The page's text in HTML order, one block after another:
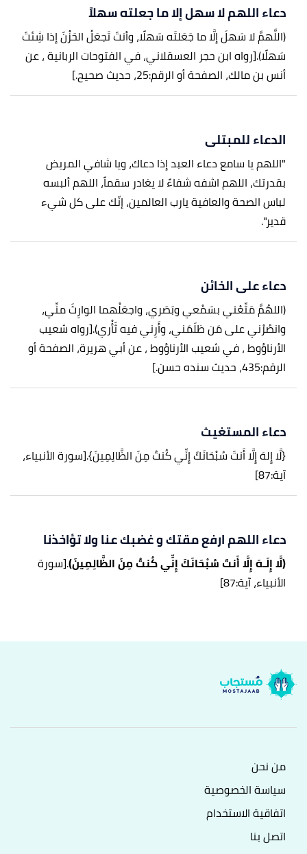
دعاء اللهم لا سهل إلا ما جعلته سهلاً
(اللَّهمَّ لا سَهلَ إلَّا ما جَعَلتَه سَهلًا، وأنتَ تَجعَلُ الحَزْنَ إذا شِئتَ
سَهلًا).[رواه ابن حجر العسقلاني، في الفتوحات الربانية ، عن
أنس بن مالك، الصفحة أو الرقم:25، حديث صحيح.]
الدعاء للمبتلى
"اللهم يا سامع دعاء العبد إذا دعاك، ويا شافي المريض
بقدرتك، اللهم اشفه شفاءً لا يغادر سقماً، اللهم ألبسه
لباس الصحة والعافية يارب العالمين، إنّك على كل شيء
قدير".
دعاء على الخائن
(اللهُمَّ مَتِّعْني بسَمْعي وبَصَري، واجعَلْهما الوارِثَ منِّي،
وانصُرْني على مَن ظلَمَني، وأَرِني فيه ثَأْري).[رواه شعيب
الأرناؤوط ، في شعيب الأرناؤوط ، عن أبي هريرة، الصفحة أو
الرقم:435، حديث سنده حسن.]
دعاء المستغيث
{لَّا إِلهَ إِلَّا أَنتَ سُبْحَانَكَ إِنِّي كُنتُ مِنَ الظَّالِمِينَ}.[سورة الأنبياء،
آية:87]
دعاء اللهم ارفع مقتك و غضبك عنا ولا تؤاخذنا
(لَّا إِلَـهَ إِلَّا أَنتَ سُبْحَانَكَ إِنِّي كُنتُ مِنَ الظَّالِمِينَ).[سورة
الأنبياء، آية:87]
من نحن
سياسة الخصوصية
اتفاقية الاستخدام
اتصل بنا